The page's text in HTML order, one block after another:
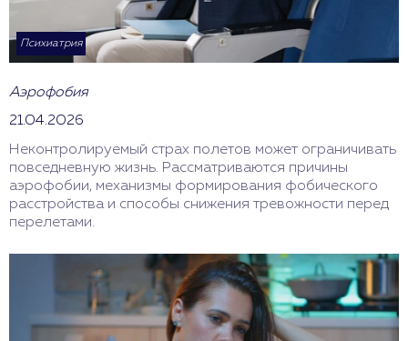
Психиатрия
Аэрофобия
21.04.2026
Неконтролируемый страх полетов может ограничивать
повседневную жизнь. Рассматриваются причины
аэрофобии, механизмы формирования фобического
расстройства и способы снижения тревожности перед
перелетами.